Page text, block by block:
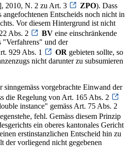
2010, N. 2 zu Art. 3
ZPO). Dass
angefochtenen Entscheids noch nicht in
Vor diesem Hintergrund ist nicht
Abs. 2
BV eine einschränkende
"Verfahrens" und der
929 Abs. 1
OR gebieten sollte, so
nicht darunter zu subsumieren
sinngemäss vorgebrachte Einwand der
die Regelung von Art. 165 Abs. 2
instance" gemäss Art. 75 Abs. 2
fehl. Gemäss diesem Prinzip
ein oberes kantonales Gericht
erstinstanzlichen Entscheid hin zu
der vorliegend nicht gegebenen